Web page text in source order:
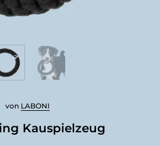
Kauspielzeug
von LABONI